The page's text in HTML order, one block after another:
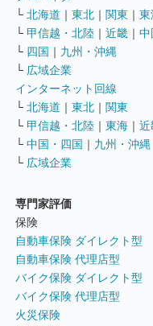
└ 北海道 ｜ 東北 ｜ 関東 ｜ 東
└ 甲信越・北陸 ｜ 近畿 ｜ 中
└ 四国 ｜ 九州・沖縄
└ 広域企業
インターネット回線
└ 北海道 ｜ 東北 ｜ 関東
└ 甲信越・北陸 ｜ 東海 ｜ 近
└ 中国・四国 ｜ 九州・沖縄
└ 広域企業
専門家評価
保険
自動車保険 ダイレクト型
自動車保険 代理店型
バイク保険 ダイレクト型
バイク保険 代理店型
火災保険